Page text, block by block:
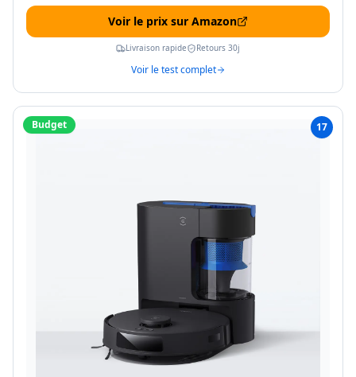
Voir le prix sur Amazon
Livraison rapide Retours 30j
Voir le test complet
Budget 17